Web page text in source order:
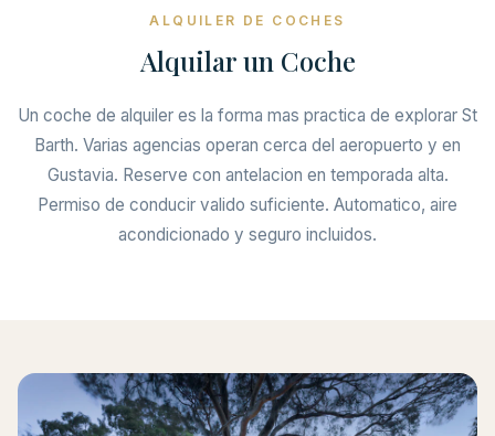
ALQUILER DE COCHES
Alquilar un Coche
Un coche de alquiler es la forma mas practica de explorar St
Barth. Varias agencias operan cerca del aeropuerto y en
Gustavia. Reserve con antelacion en temporada alta.
Permiso de conducir valido suficiente. Automatico, aire
acondicionado y seguro incluidos.